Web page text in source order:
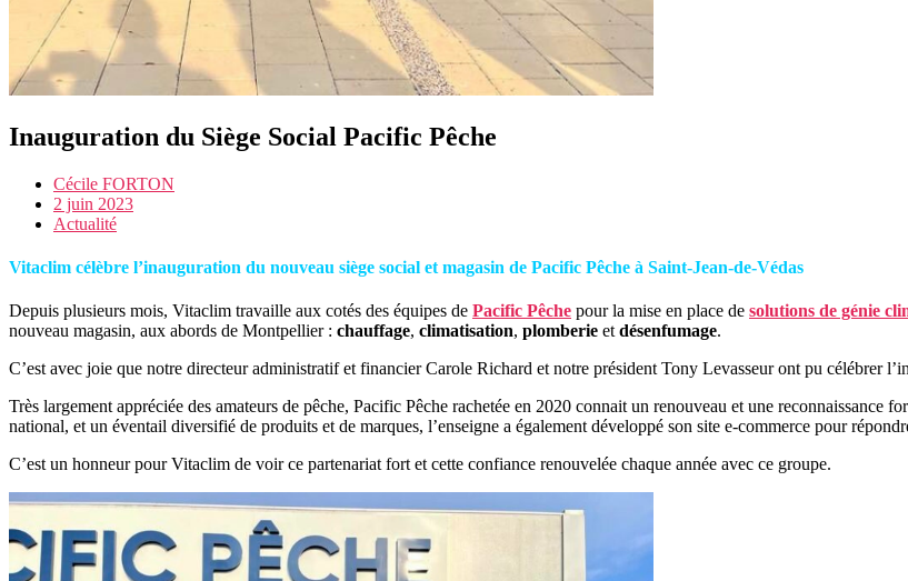
Inauguration du Siège Social Pacific Pêche
Cécile FORTON
2 juin 2023
Actualité
Vitaclim célèbre l’inauguration du nouveau siège social et magasin de Pacific Pêche à Saint-Jean-de-Védas
Depuis plusieurs mois, Vitaclim travaille aux cotés des équipes de Pacific Pêche pour la mise en place de solutions de génie
nouveau magasin, aux abords de Montpellier : chauffage, climatisation, plomberie et désenfumage.
C’est avec joie que notre directeur administratif et financier Carole Richard et notre président Tony Levasseur ont pu célébrer
Très largement appréciée des amateurs de pêche, Pacific Pêche rachetée en 2020 connait un renouveau et une reconnaissance
national, et un éventail diversifié de produits et de marques, l’enseigne a également développé son site e-commerce pour
C’est un honneur pour Vitaclim de voir ce partenariat fort et cette confiance renouvelée chaque année avec ce groupe.